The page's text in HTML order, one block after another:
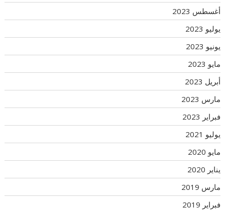
أغسطس 2023
يوليو 2023
يونيو 2023
مايو 2023
أبريل 2023
مارس 2023
فبراير 2023
يوليو 2021
مايو 2020
يناير 2020
مارس 2019
فبراير 2019